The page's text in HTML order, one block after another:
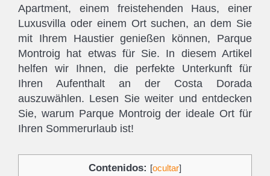
Apartment, einem freistehenden Haus, einer
Luxusvilla oder einem Ort suchen, an dem Sie
mit Ihrem Haustier genießen können, Parque
Montroig hat etwas für Sie. In diesem Artikel
helfen wir Ihnen, die perfekte Unterkunft für
Ihren Aufenthalt an der Costa Dorada
auszuwählen. Lesen Sie weiter und entdecken
Sie, warum Parque Montroig der ideale Ort für
Ihren Sommerurlaub ist!
Contenidos: [ocultar]